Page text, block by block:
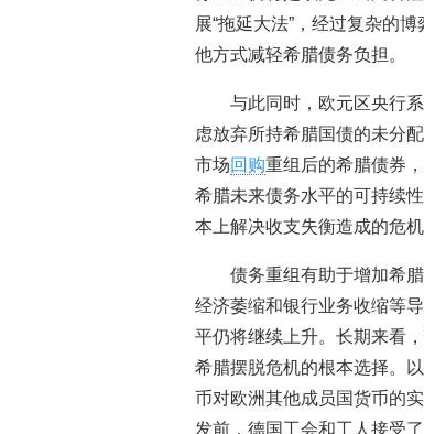
展“拖延大法”，经过复杂的
他方式减轻希腊债务负担。
与此同时，欧元区央行
虑放弃所持希腊国债的未分配
市场回购重组后的希腊债券
希腊未来债务水平的可持续
本上解决收支失衡造成的危机
债务重组有助于增加希
经济萎缩和银行业务收缩等
平仍将继续上升。长期来看
希腊摆脱危机的根本选择。
币对欧洲其他成员国货币的
发前，德国工会和工人接受